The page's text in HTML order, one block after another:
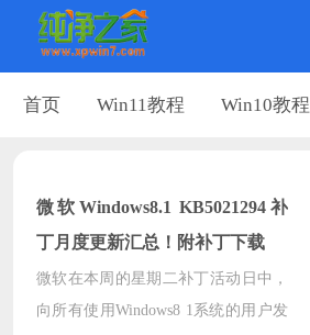
首页 Win11教程 Win10教程
微软Windows8.1 KB5021294补
丁月度更新汇总！附补丁下载
微软在本周的星期二补丁活动日中，
向所有使用Windows8 1系统的用户发